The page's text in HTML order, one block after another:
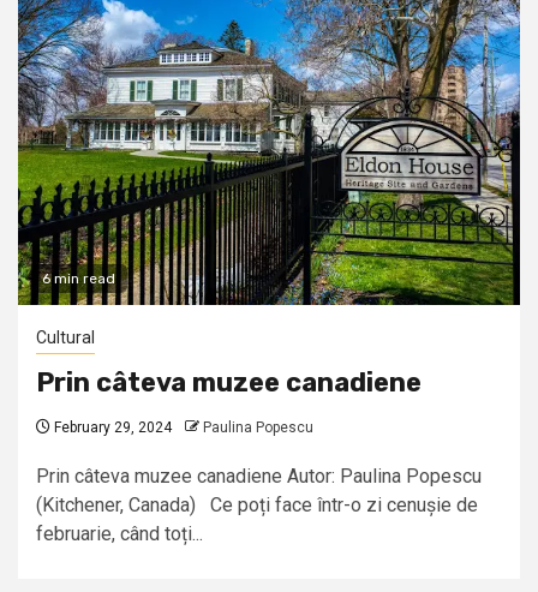
6 min read
Cultural
Prin câteva muzee canadiene
February 29, 2024 Paulina Popescu
Prin câteva muzee canadiene Autor: Paulina Popescu
(Kitchener, Canada) Ce poți face într-o zi cenușie de
februarie, când toți...